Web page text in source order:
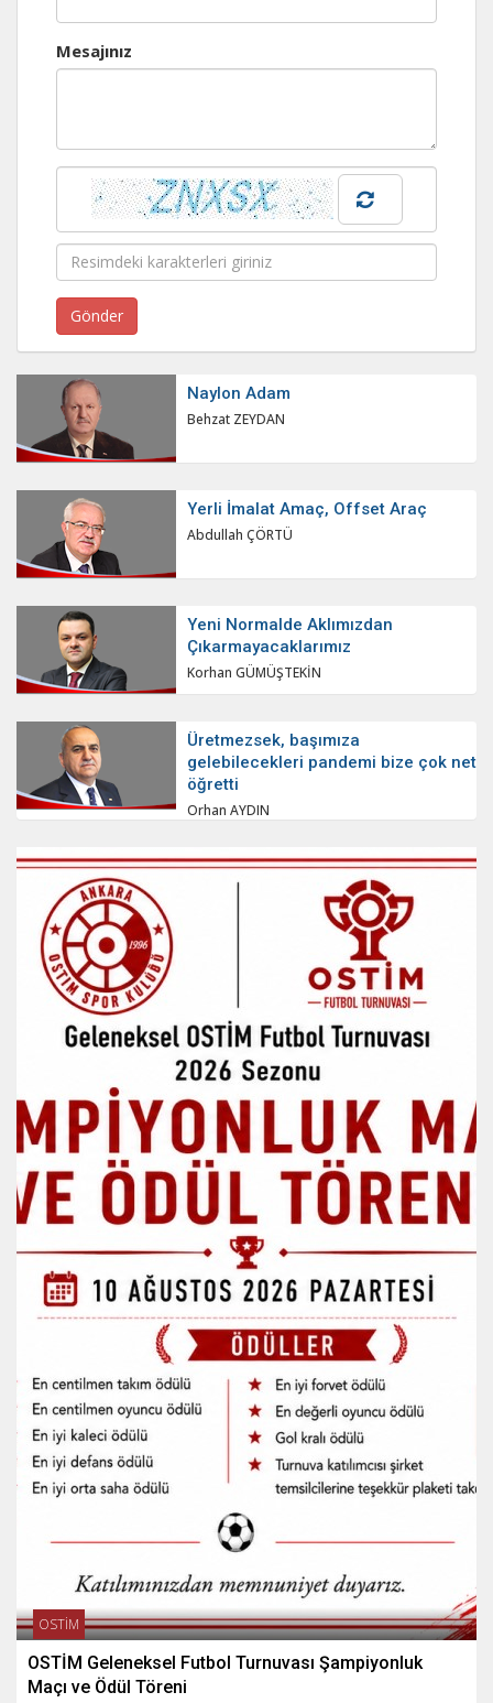
Mesajınız
Naylon Adam
Behzat ZEYDAN
Yerli İmalat Amaç, Offset Araç
Abdullah ÇÖRTÜ
Yeni Normalde Aklımızdan
Çıkarmayacaklarımız
Korhan GÜMÜŞTEKİN
Üretmezsek, başımıza
gelebilecekleri pandemi bize çok net
öğretti
Orhan AYDIN
OSTİM
OSTİM Geleneksel Futbol Turnuvası Şampiyonluk
Maçı ve Ödül Töreni